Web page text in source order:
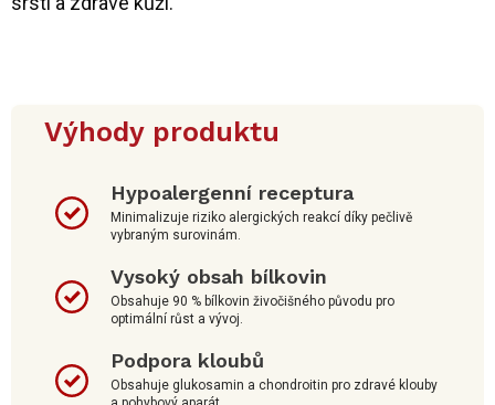
Výhody produktu
Hypoalergenní receptura
Minimalizuje riziko alergických reakcí díky pečlivě
vybraným surovinám.
Vysoký obsah bílkovin
Obsahuje 90 % bílkovin živočišného původu pro
optimální růst a vývoj.
Podpora kloubů
Obsahuje glukosamin a chondroitin pro zdravé klouby